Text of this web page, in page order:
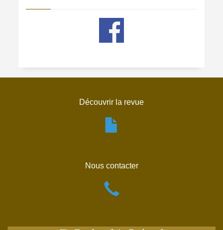
Découvrir la revue
Nous contacter